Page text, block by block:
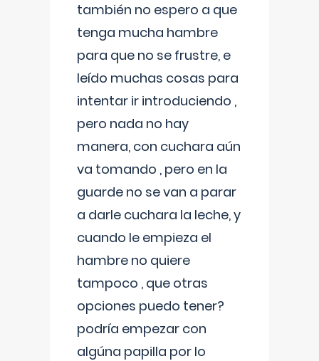
también no espero a que
tenga mucha hambre
para que no se frustre, e
leído muchas cosas para
intentar ir introduciendo ,
pero nada no hay
manera, con cuchara aún
va tomando , pero en la
guarde no se van a parar
a darle cuchara la leche, y
cuando le empieza el
hambre no quiere
tampoco , que otras
opciones puedo tener?
podría empezar con
algúna papilla por lo